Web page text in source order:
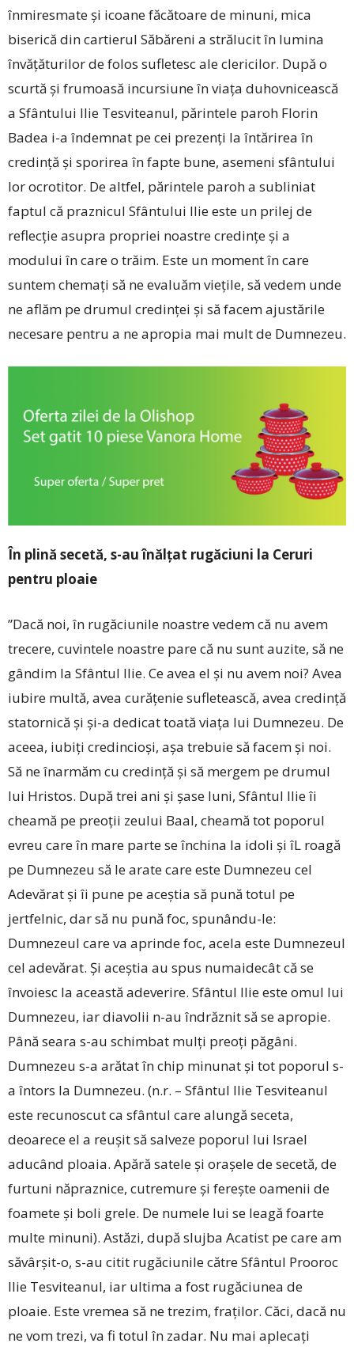
înmiresmate și icoane făcătoare de minuni, mica
biserică din cartierul Săbăreni a strălucit în lumina
învățăturilor de folos sufletesc ale clericilor. După o
scurtă și frumoasă incursiune în viața duhovnicească
a Sfântului Ilie Tesviteanul, părintele paroh Florin
Badea i-a îndemnat pe cei prezenți la întărirea în
credință și sporirea în fapte bune, asemeni sfântului
lor ocrotitor. De altfel, părintele paroh a subliniat
faptul că praznicul Sfântului Ilie este un prilej de
reflecție asupra propriei noastre credințe și a
modului în care o trăim. Este un moment în care
suntem chemați să ne ­evaluăm viețile, să vedem unde
ne aflăm pe drumul credinței și să facem ajustările
necesare pentru a ne apropia mai mult de Dumnezeu.
În plină secetă, s-au înălțat rugăciuni la Ceruri
pentru ploaie
”Dacă noi, în rugăciunile noastre vedem că nu avem
trecere, cuvintele noastre pare că nu sunt auzite, să ne
gândim la Sfântul Ilie. Ce avea el și nu avem noi? Avea
iubire multă, avea cu­rățenie sufletească, avea credință
statornică și și-a dedicat toată viața lui Dumnezeu. De
aceea, iubiți credincioși, așa trebuie să facem și noi.
Să ne înarmăm cu credință și să mergem pe drumul
lui Hristos. După trei ani și șase luni, Sfântul Ilie îi
cheamă pe preoții zeului Baal, cheamă tot poporul
evreu care în mare parte se închina la ­idoli și îL roagă
pe Dumnezeu să le arate care este Dumnezeu cel
Adevărat și îi pune pe aceștia să pună totul pe
jertfelnic, dar să nu pună foc, spunându-le:
Dumnezeul care va aprinde foc, acela este Dumnezeul
cel adevărat. Și aceștia au spus numaidecât că se
învoiesc la această adeverire. Sfântul Ilie este omul lui
Dumnezeu, iar diavolii n-au îndrăznit să se apropie.
Până seara s-au schimbat mulți preoți păgâni.
Dumnezeu s-a arătat în chip minunat și tot poporul s-
a întors la Dumnezeu. (n.r. – Sfântul Ilie Tesviteanul
este recunoscut ca sfântul care alungă seceta,
deoarece el a reușit să salveze poporul lui Israel
aducând ploaia. Apără satele și orașele de secetă, de
furtuni năpraznice, cutremure și ferește oamenii de
foamete și boli grele. De numele lui se leagă foarte
multe minuni). Astăzi, după slujba Acatist pe care am
săvârșit-o, s-au citit rugăciunile către Sfântul Prooroc
Ilie Tesviteanul, iar ultima a fost rugăciunea de
ploaie. Este vremea să ne trezim, fraților. Căci, dacă nu
ne vom trezi, va fi totul în zadar. Nu mai aplecați